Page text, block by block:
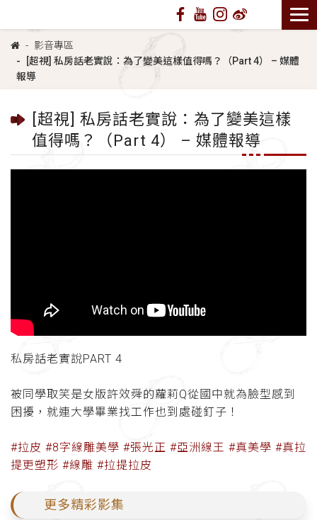
影音專區
[超視] 私房話老實說：為了變美這樣值得嗎？（Part 4） – 媒體
報導
[超視] 私房話老實說：為了變美這樣
值得嗎？（Part 4） – 媒體報導
私房話老實說PART 4
被同學取笑是女版許效舜的蘿莉Q從國中就為臉型感到
困擾，就連大學畢業找工作也到處碰釘子！
#拉皮 #8字線雕美學 #張光正 #亞洲線王 #真美學 #真拉
提更塑形 #線雕 #拉提拉皮
更多精彩影集